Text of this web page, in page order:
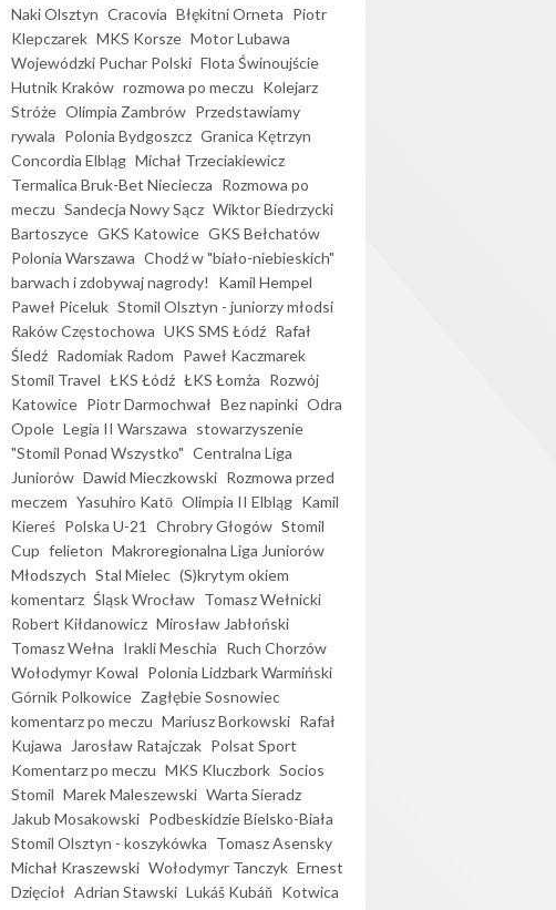
Naki Olsztyn Cracovia Błękitni Orneta Piotr
Klepczarek MKS Korsze Motor Lubawa
Wojewódzki Puchar Polski Flota Świnoujście
Hutnik Kraków rozmowa po meczu Kolejarz
Stróże Olimpia Zambrów Przedstawiamy
rywala Polonia Bydgoszcz Granica Kętrzyn
Concordia Elbląg Michał Trzeciakiewicz
Termalica Bruk-Bet Nieciecza Rozmowa po
meczu Sandecja Nowy Sącz Wiktor Biedrzycki
Bartoszyce GKS Katowice GKS Bełchatów
Polonia Warszawa Chodź w "biało-niebieskich"
barwach i zdobywaj nagrody!
Kamil Hempel
Paweł Piceluk Stomil Olsztyn - juniorzy młodsi
Raków Częstochowa UKS SMS Łódź Rafał
Śledź Radomiak Radom Paweł Kaczmarek
Stomil Travel ŁKS Łódź ŁKS Łomża Rozwój
Katowice Piotr Darmochwał Bez napinki Odra
Opole Legia II Warszawa stowarzyszenie
"Stomil Ponad Wszystko" Centralna Liga
Juniorów Dawid Mieczkowski Rozmowa przed
meczem Yasuhiro Katō Olimpia II Elbląg Kamil
Kiereś Polska U-21 Chrobry Głogów Stomil
Cup felieton Makroregionalna Liga Juniorów
Młodszych Stal Mielec (S)krytym okiem
komentarz Śląsk Wrocław Tomasz Wełnicki
Robert Kiłdanowicz Mirosław Jabłoński
Tomasz Wełna Irakli Meschia Ruch Chorzów
Wołodymyr Kowal Polonia Lidzbark Warmiński
Górnik Polkowice Zagłębie Sosnowiec
komentarz po meczu Mariusz Borkowski Rafał
Kujawa
Jarosław Ratajczak Polsat Sport
Komentarz po meczu MKS Kluczbork Socios
Stomil Marek Maleszewski Warta Sieradz
Jakub Mosakowski Podbeskidzie Bielsko-Biała
Stomil Olsztyn - koszykówka Tomasz Asensky
Michał Kraszewski Wołodymyr Tanczyk Ernest
Dzięcioł Adrian Stawski Lukáš Kubáň Kotwica